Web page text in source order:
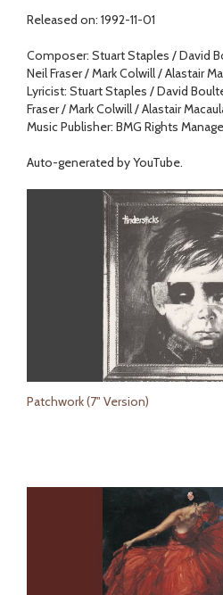
Released on: 1992-11-01
Composer: Stuart Staples / David
Neil Fraser / Mark Colwill / Alastair
Lyricist: Stuart Staples / David
Fraser / Mark Colwill / Alastair
Music Publisher: BMG Rights
Auto-generated by YouTube.
Patchwork (7" Version)